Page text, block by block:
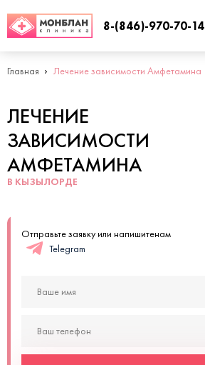
8-(846)-970-70-14
Главная Лечение зависимости Амфетамина
ЛЕЧЕНИЕ
ЗАВИСИМОСТИ
АМФЕТАМИНА
В КЫЗЫЛОРДЕ
Отправьте заявку или напишитенам
Telegram